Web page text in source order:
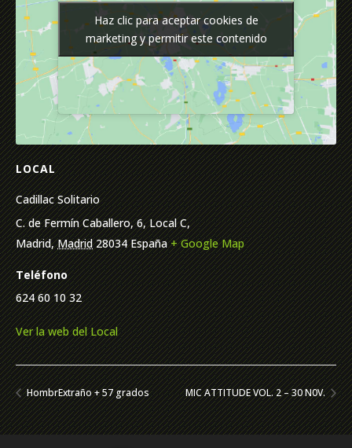
LOCAL
Cadillac Solitario
C. de Fermín Caballero, 6, Local C,
Madrid, Madrid 28034 España + Google Map
Teléfono
624 60 10 32
Ver la web del Local
Haz clic para aceptar cookies de
marketing y permitir este contenido
Haz clic para aceptar cookies de
marketing y permitir este contenido
HombrExtraño + 57 grados MIC ATTITUDE VOL. 2 – 30 N0V.